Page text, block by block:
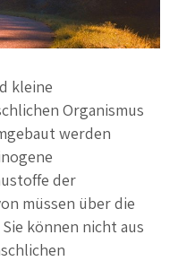
kleine
Organismus
werden
der
müssen über die
können nicht aus